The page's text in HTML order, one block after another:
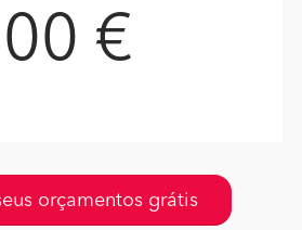
€
orçamentos grátis